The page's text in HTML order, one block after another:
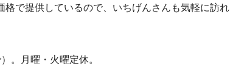
で提供しているので、いちげんさんも気軽に訪れ
。月曜・火曜定休。